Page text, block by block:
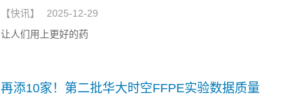
【快讯 】
2025-12-29
让人们用上更好的药
再添10家！第二批华大时空FFPE实验数据质量